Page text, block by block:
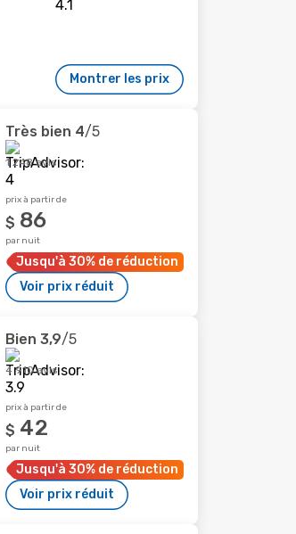
Montrer les prix
Très bien 4/5
1 248 avis
prix à partir de
$ 86
par nuit
Jusqu'à 30% de réduction
Voir prix réduit
Bien 3,9/5
4 910 avis
prix à partir de
$ 42
par nuit
Jusqu'à 30% de réduction
Voir prix réduit